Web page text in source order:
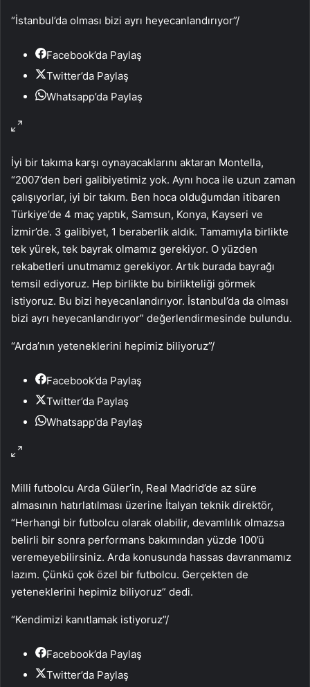
“İstanbul’da olması bizi ayrı heyecanlandırıyor”/
Facebook’da Paylaş
Twitter’da Paylaş
Whatsapp’da Paylaş
İyi bir takıma karşı oynayacaklarını aktaran Montella,
“2007’den beri galibiyetimiz yok. Aynı hoca ile uzun zaman
çalışıyorlar, iyi bir takım. Ben hoca olduğumdan itibaren
Türkiye’de 4 maç yaptık, Samsun, Konya, Kayseri ve
İzmir’de. 3 galibiyet, 1 beraberlik aldık. Tamamıyla birlikte
tek yürek, tek bayrak olmamız gerekiyor. O yüzden
rekabetleri unutmamız gerekiyor. Artık burada bayrağı
temsil ediyoruz. Hep birlikte bu birlikteliği görmek
istiyoruz. Bu bizi heyecanlandırıyor. İstanbul’da da olması
bizi ayrı heyecanlandırıyor” değerlendirmesinde bulundu.
“Arda’nın yeteneklerini hepimiz biliyoruz”/
Facebook’da Paylaş
Twitter’da Paylaş
Whatsapp’da Paylaş
Milli futbolcu Arda Güler’in, Real Madrid’de az süre
almasının hatırlatılması üzerine İtalyan teknik direktör,
“Herhangi bir futbolcu olarak olabilir, devamlılık olmazsa
belirli bir sonra performans bakımından yüzde 100’ü
veremeyebilirsiniz. Arda konusunda hassas davranmamız
lazım. Çünkü çok özel bir futbolcu. Gerçekten de
yeteneklerini hepimiz biliyoruz” dedi.
“Kendimizi kanıtlamak istiyoruz”/
Facebook’da Paylaş
Twitter’da Paylaş